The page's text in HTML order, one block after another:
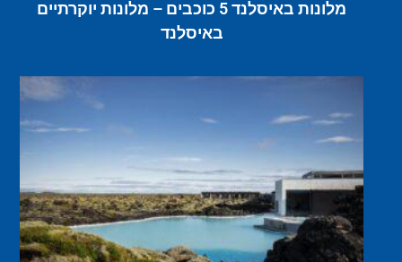
מלונות באיסלנד 5 כוכבים – מלונות יוקרתיים
באיסלנד